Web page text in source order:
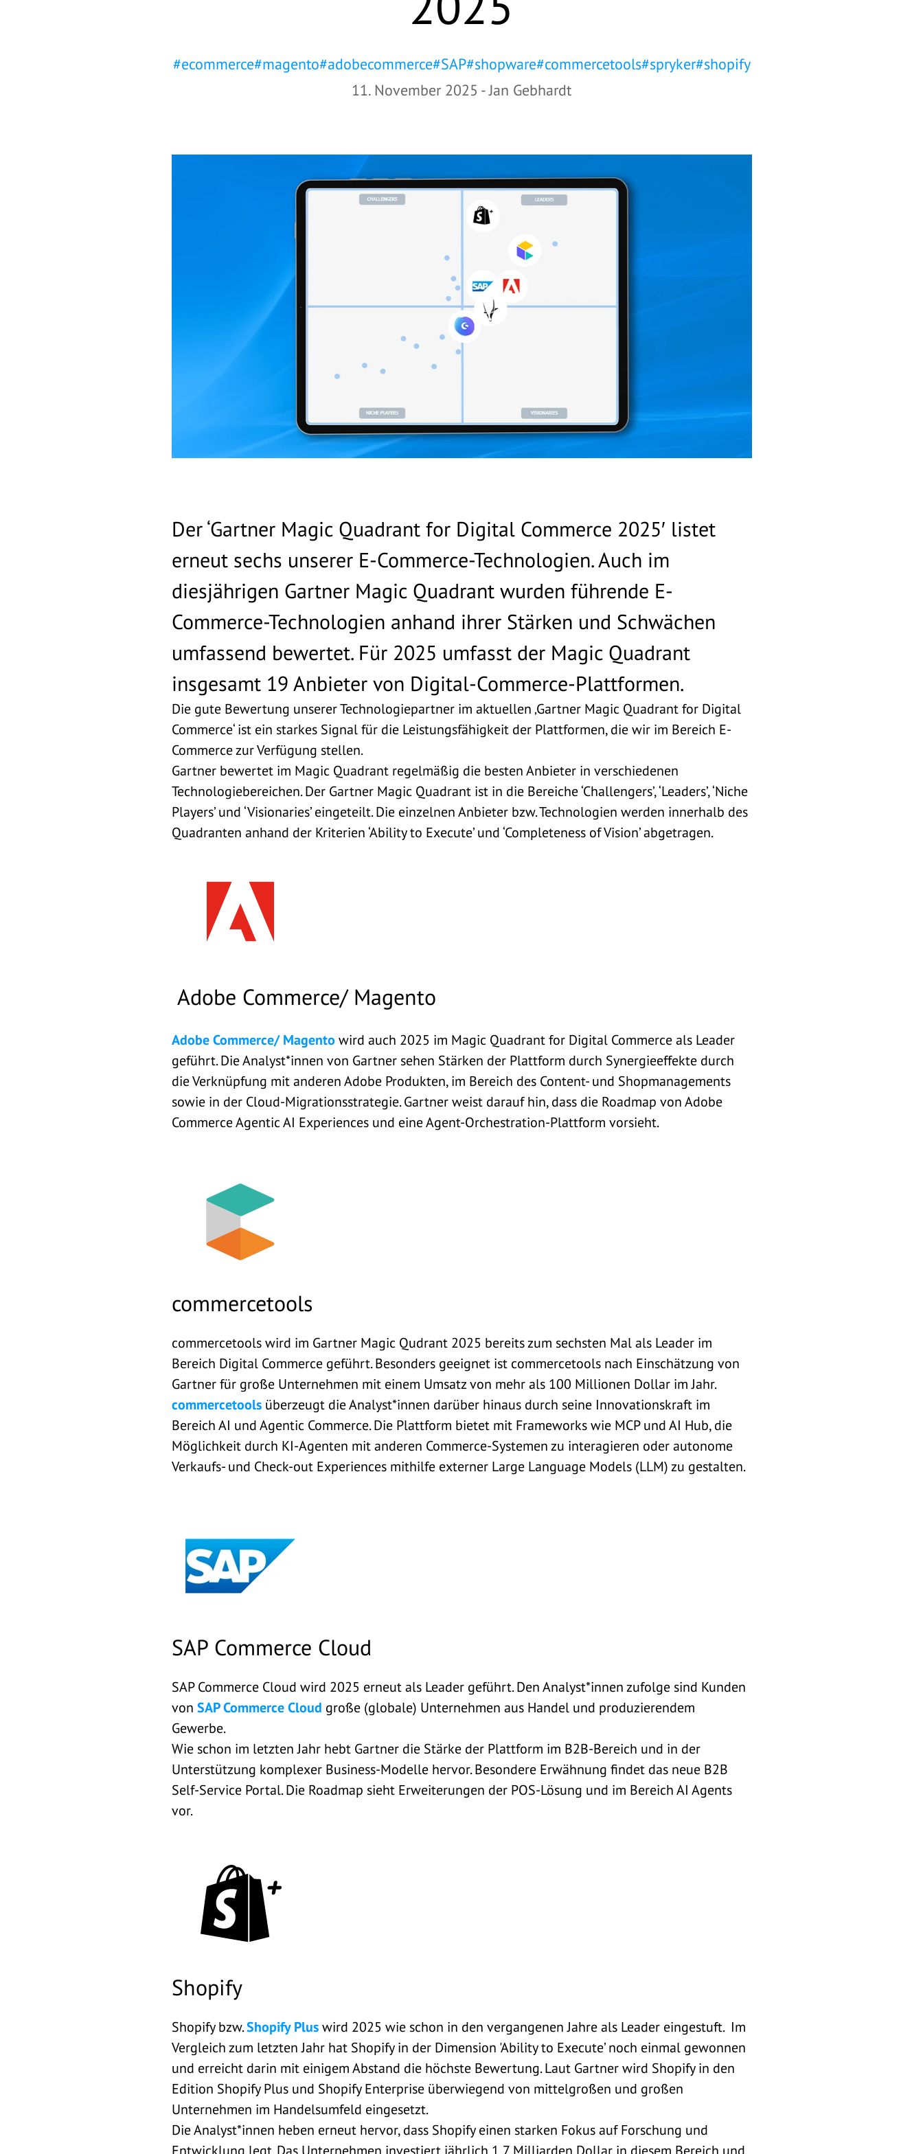
#ecommerce#magento#adobecommerce#SAP#shopware#commercetools#spryker#shopify
11. November 2025 -Jan Gebhardt
Der ‘Gartner Magic Quadrant for Digital Commerce 2025′ listet
erneut sechs unserer E-Commerce-Technologien. Auch im
diesjährigen Gartner Magic Quadrant wurden führende E-
Commerce-Technologien anhand ihrer Stärken und Schwächen
umfassend bewertet. Für 2025 umfasst der Magic Quadrant
insgesamt 19 Anbieter von Digital-Commerce-Plattformen.
Die gute Bewertung unserer Technologiepartner im aktuellen ‚Gartner Magic Quadrant for Digital
Commerce‘ ist ein starkes Signal für die Leistungsfähigkeit der Plattformen, die wir im Bereich E-
Commerce zur Verfügung stellen.
Gartner bewertet im Magic Quadrant regelmäßig die besten Anbieter in verschiedenen
Technologiebereichen.Der Gartner Magic Quadrant ist in die Bereiche ‘Challengers’, ‘Leaders’, ‘Niche
Players’ und ‘Visionaries’ eingeteilt. Die einzelnen Anbieter bzw. Technologien werden innerhalb des
Quadranten anhand der Kriterien ‘Ability to Execute’ und ‘Completeness of Vision’ abgetragen.
Adobe Commerce/ Magento
Adobe Commerce/ Magento wird auch 2025 im Magic Quadrant for Digital Commerce als Leader
geführt. Die Analyst*innen von Gartner sehen Stärken der Plattform durch Synergieeffekte durch
die Verknüpfung mit anderen Adobe Produkten, im Bereich des Content- und Shopmanagements
sowie in der Cloud-Migrationsstrategie. Gartner weist darauf hin, dass die Roadmap von Adobe
Commerce Agentic AI Experiences und eine Agent-Orchestration-Plattform vorsieht.
commercetools
commercetools wird im Gartner Magic Qudrant 2025 bereits zum sechsten Mal als Leader im
Bereich Digital Commerce geführt.Besonders geeignet ist commercetools nach Einschätzung von
Gartner für große Unternehmen mit einem Umsatz von mehr als 100 Millionen Dollar im Jahr.
commercetoolsüberzeugt die Analyst*innen darüber hinaus durch seine Innovationskraft im
Bereich AI und Agentic Commerce. Die Plattform bietet mit Frameworks wie MCP und AI Hub, die
Möglichkeit durch KI-Agenten mit anderen Commerce-Systemen zu interagieren oder autonome
Verkaufs- und Check-out Experiences mithilfe externer Large Language Models (LLM) zu gestalten.
SAP Commerce Cloud
SAP Commerce Cloud wird 2025 erneut als Leader geführt.Den Analyst*innen zufolge sind Kunden
von SAP Commerce Cloud große (globale) Unternehmen aus Handel und produzierendem
Gewerbe.
Wie schon im letzten Jahr hebt Gartner die Stärke der Plattform im B2B-Bereich und in der
Unterstützung komplexer Business-Modelle hervor. Besondere Erwähnung findet das neue B2B
Self-Service Portal. Die Roadmap sieht Erweiterungen der POS-Lösung und im Bereich AI Agents
vor.
Shopify
Shopify bzw.Shopify Pluswird 2025 wie schon in den vergangenen Jahre als Leader eingestuft. Im
Vergleich zum letzten Jahr hat Shopify in der Dimension 'Ability to Execute’ noch einmal gewonnen
und erreicht darin mit einigem Abstand die höchste Bewertung. Laut Gartner wird Shopify in den
Edition Shopify Plus und Shopify Enterprise überwiegend von mittelgroßen und großen
Unternehmen im Handelsumfeld eingesetzt.
Die Analyst*innen heben erneut hervor, dass Shopify einen starken Fokus auf Forschung und
Ich möchte von der basecom GmbH & Co. KG zu werblichen Zwecken per E-Mail kontaktiert werden und
willige ein, dass meine Daten an andere Gesellschaften der basecom-Gruppe weitergeleitet werden.